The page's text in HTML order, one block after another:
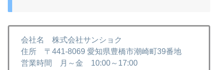
会社名 株式会社サンショク
住所 〒441-8069 愛知県豊橋市潮崎町39番地
営業時間 月～金 10:00～17:00